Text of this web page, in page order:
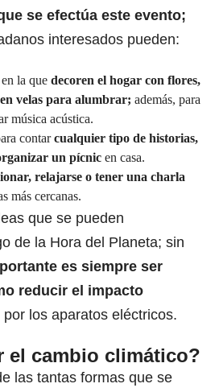
se efectúa este evento;
interesados pueden:
la que decoren el hogar con flores,
velas para alumbrar; además, para
música acústica.
contarcualquier tipo de historias,
un pícnic en casa.
relajarse o tener una charla
más cercanas.
que se pueden
de la Hora del Planeta; sin
es siempre ser
reducir el impacto
los aparatos eléctricos.
el cambio climático?
las tantas formas que se